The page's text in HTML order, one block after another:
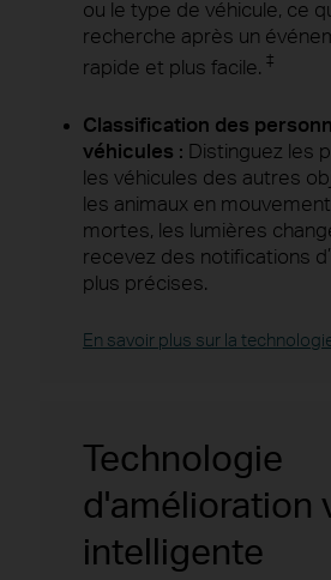
ou le type de véhicule, ce
recherche après un
rapide et plus facile. ‡
Classification des
véhicules : Distinguez les
les véhicules des autres
les animaux en
mortes, les lumières
recevez des notifications
plus précises.
En savoir plus sur la
Technologie
d'amélioration
intelligente